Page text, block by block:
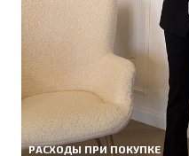
РАСХОДЫ ПРИ ПОКУПКЕ